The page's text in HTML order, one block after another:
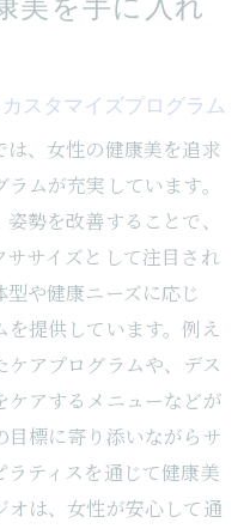
スタマイズプログラム
、女性の健康美を追求
ムが充実しています。
勢を改善することで、
サイズとして注目され
や健康ニーズに応じ
提供しています。例え
アプログラムや、デス
ケアするメニューなどが
標に寄り添いながらサ
ティスを通じて健康美
オは、女性が安心して通